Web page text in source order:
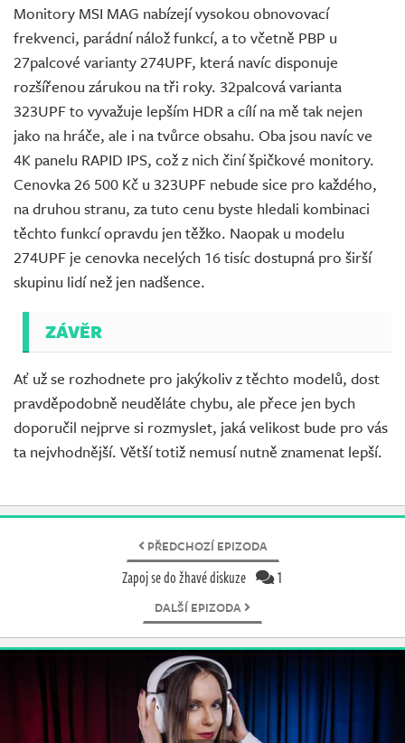
Monitory MSI MAG nabízejí vysokou obnovovací
frekvenci, parádní nálož funkcí, a to včetně PBP u
27palcové varianty 274UPF, která navíc disponuje
rozšířenou zárukou na tři roky. 32palcová varianta
323UPF to vyvažuje lepším HDR a cílí na mě tak nejen
jako na hráče, ale i na tvůrce obsahu. Oba jsou navíc ve
4K panelu RAPID IPS, což z nich činí špičkové monitory.
Cenovka 26 500 Kč u 323UPF nebude sice pro každého,
na druhou stranu, za tuto cenu byste hledali kombinaci
těchto funkcí opravdu jen těžko. Naopak u modelu
274UPF je cenovka necelých 16 tisíc dostupná pro širší
skupinu lidí než jen nadšence.
ZÁVĚR
Ať už se rozhodnete pro jakýkoliv z těchto modelů, dost
pravděpodobně neuděláte chybu, ale přece jen bych
doporučil nejprve si rozmyslet, jaká velikost bude pro vás
ta nejvhodnější. Větší totiž nemusí nutně znamenat lepší.
PŘEDCHOZÍ EPIZODA
Zapoj se do žhavé diskuze 1
DALŠÍ EPIZODA